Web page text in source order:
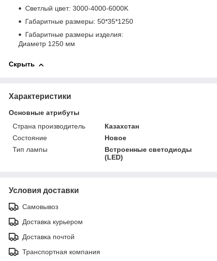
Светлый цвет: 3000-4000-6000K
Габаритные размеры: 50*35*1250
Габаритные размеры изделия:
Диаметр 1250 мм
Скрыть
Характеристики
Основные атрибуты
Страна производитель
Казахстан
Состояние
Новое
Тип лампы
Встроенные светодиоды
(LED)
Условия доставки
Самовывоз
Доставка курьером
Доставка почтой
Транспортная компания